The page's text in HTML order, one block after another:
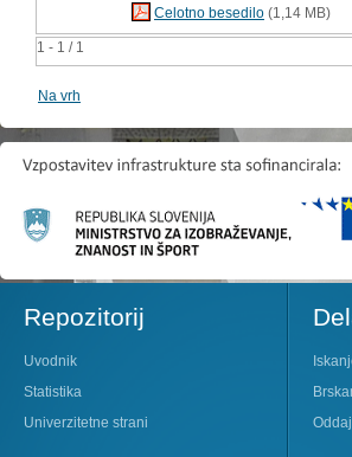
1 - 1 / 1
Celotno besedilo (1,14 MB)
Na vrh
Repozitorij
Uvodnik
Statistika
Univerzitetne strani